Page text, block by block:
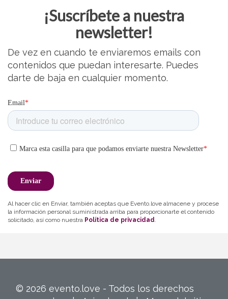
¡Suscríbete a nuestra
newsletter!
De vez en cuando te enviaremos emails con
contenidos que puedan interesarte. Puedes
darte de baja en cualquier momento.
Al hacer clic en Enviar, también aceptas que Evento.love almacene y procese
la información personal suministrada arriba para proporcionarte el contenido
solicitado, así como nuestra Política de privacidad.
© 2026 evento.love - Todos los derechos